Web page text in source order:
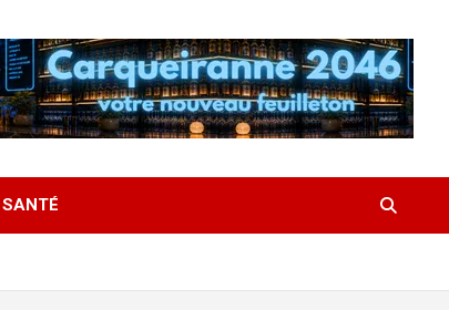
SANTÉ